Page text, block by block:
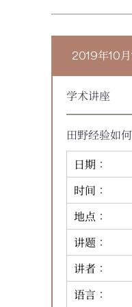
2019年10月
学术讲座
田野经验如
日期：
时间：
地点：
讲题：
讲者：
语言：